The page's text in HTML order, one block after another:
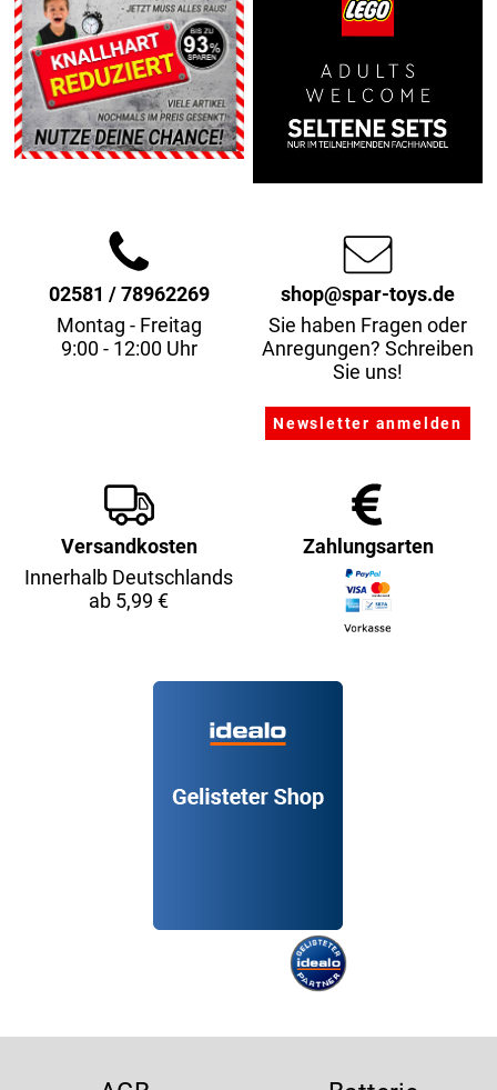
02581 / 78962269
Montag - Freitag
9:00 - 12:00 Uhr
shop@spar-toys.de
Sie haben Fragen oder
Anregungen? Schreiben
Sie uns!
Versandkosten
Innerhalb Deutschlands
ab 5,99 €
Zahlungsarten